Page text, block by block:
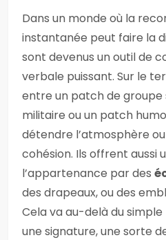
Dans un monde où la
instantanée peut faire la
sont devenus un outil de
verbale puissant. Sur le
entre un patch de groupe
militaire ou un patch
détendre l’atmosphère
cohésion. Ils offrent aussi
l’appartenance par des
des drapeaux, ou des
Cela va au-delà du simple
une signature, une sorte